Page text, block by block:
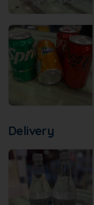
Delivery